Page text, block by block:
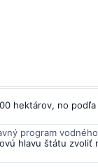
hektárov, no
hlavu štátu zvoliť
program